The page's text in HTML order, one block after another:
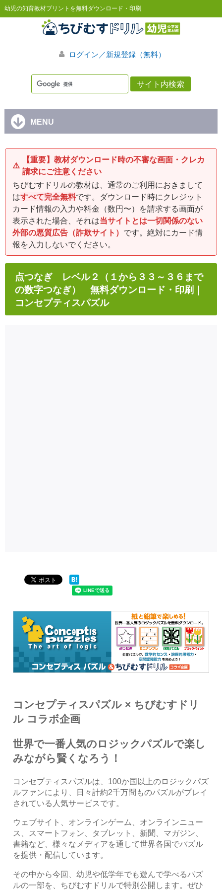
幼児の知育教材プリントを無料ダウンロード・印刷
ログイン／新規登録（無料）
MENU
⚠️
【重要】教材ダウンロード時の不審な画面・クレカ
請求にご注意ください
ちびむすドリルの教材は、通常のご利用におきまして
はすべて完全無料です。ダウンロード時にクレジット
カード情報の入力や料金（数円〜）を請求する画面が
表示された場合、それは当サイトとは一切関係のない
外部の悪質広告（詐欺サイト） です。絶対にカード情
報を入力しないでください。
点つなぎ レベル２（１から３３～３６まで
の数字つなぎ） 無料ダウンロード・印刷｜
コンセプティスパズル
コンセプティスパズル × ちびむすドリ
ル コラボ企画
世界で一番人気のロジックパズルで楽し
みながら賢くなろう！
コンセプティスパズルは、100か国以上のロジックパズ
ルファンにより、日々計約2千万問ものパズルがプレイ
されている人気サービスです。
ウェブサイト、オンラインゲーム、オンラインニュー
ス、スマートフォン、タブレット、新聞、マガジン、
書籍など、様々なメディアを通して世界各国でパズル
を提供・配信しています。
その中から今回、幼児や低学年でも遊んで学べるパズ
ルの一部を、ちびむすドリルで特別公開します。ぜひ